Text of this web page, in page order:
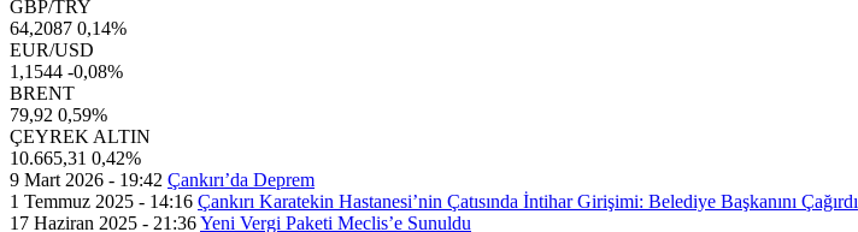
GBP/TRY
64,2087 0,14%
EUR/USD
1,1544 -0,08%
BRENT
79,92 0,59%
ÇEYREK ALTIN
10.665,31 0,42%
9 Mart 2026 - 19:42 Çankırı’da Deprem
1 Temmuz 2025 - 14:16 Çankırı Karatekin Hastanesi’nin Çatısında İntihar Girişimi: Belediye Başkanını Çağırdı
17 Haziran 2025 - 21:36Yeni Vergi Paketi Meclis’e Sunuldu